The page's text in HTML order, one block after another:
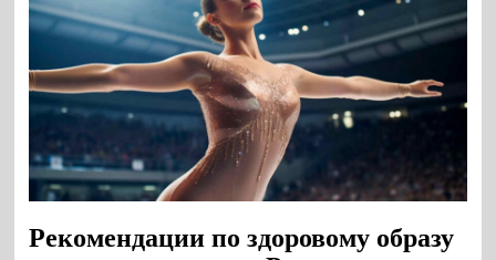
Рекомендации по здоровому образу